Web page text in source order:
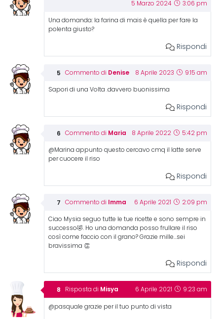
5 Marzo 2024 3:06 pm
Una domanda: la farina di mais è quella per fare la
polenta giusto?
Rispondi
Commento di Denise 8 Aprile 2023 9:15 am
Sapori di una Volta .davvero buonissima
Rispondi
Commento di Maria 8 Aprile 2022 5:42 pm
@Marina appunto questo cercavo cmq il latte serve
per cuocere il riso
Rispondi
Commento di Imma 6 Aprile 2021 2:09 pm
Ciao Mysia seguo tutte le tue ricette e sono sempre in
successo🤣. Ho una domanda posso frullare il riso
così come faccio con il grano? Grazie mille…sei
bravissima 👏
Rispondi
Risposta di Misya 6 Aprile 2021 9:23 am
@pasquale grazie per il tuo punto di vista